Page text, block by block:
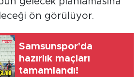
ön görülüyor.
Samsunspor'da
hazırlık maçları
tamamlandı!